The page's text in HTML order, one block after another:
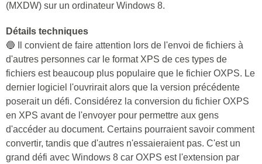
(MXDW) sur un ordinateur Windows 8.
Détails techniques
🔵 Il convient de faire attention lors de l'envoi de fichiers à
d'autres personnes car le format XPS de ces types de
fichiers est beaucoup plus populaire que le fichier OXPS. Le
dernier logiciel l'ouvrirait alors que la version précédente
poserait un défi. Considérez la conversion du fichier OXPS
en XPS avant de l'envoyer pour permettre aux gens
d'accéder au document. Certains pourraient savoir comment
convertir, tandis que d'autres n'essaieraient pas. C'est un
grand défi avec Windows 8 car OXPS est l'extension par